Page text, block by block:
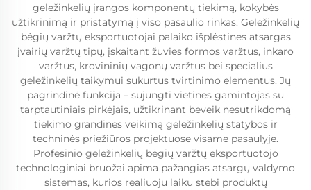
geležinkelių įrangos komponentų tiekimą, kokybės
užtikrinimą ir pristatymą į viso pasaulio rinkas. Geležinkelių
bėgių varžtų eksportuotojai palaiko išplėstines atsargas
įvairių varžtų tipų, įskaitant žuvies formos varžtus, inkaro
varžtus, krovininių vagonų varžtus bei specialius
geležinkelių taikymui sukurtus tvirtinimo elementus. Jų
pagrindinė funkcija – sujungti vietines gamintojas su
tarptautiniais pirkėjais, užtikrinant beveik nesutrikdomą
tiekimo grandinės veikimą geležinkelių statybos ir
techninės priežiūros projektuose visame pasaulyje.
Profesinio geležinkelių bėgių varžtų eksportuotojo
technologiniai bruožai apima pažangias atsargų valdymo
sistemas, kurios realiuoju laiku stebi produktų